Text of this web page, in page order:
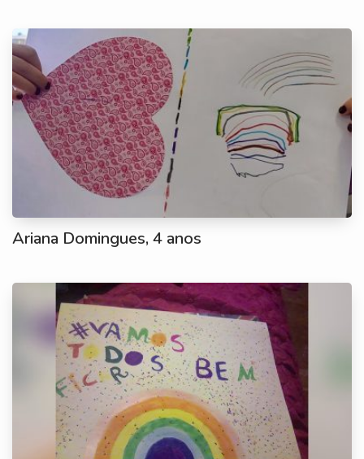
Ariana Domingues, 4 anos